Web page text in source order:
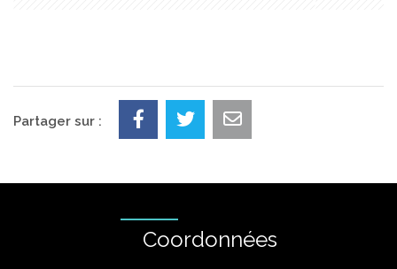
Partager sur :
Coordonnées